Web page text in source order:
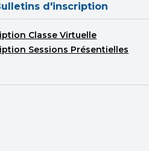
d'inscription
Classe Virtuelle
Sessions Présentielles